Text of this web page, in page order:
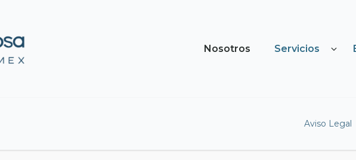
Nosotros Servicios
Aviso Legal